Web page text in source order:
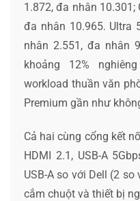
1.872, đa nhân 10.301;
đa nhân 10.965. Ultra
nhân 2.551, đa nhân
khoảng 12%
workload thuần văn
Premium gần như
Cả hai cùng cổng kết
HDMI 2.1, USB-A
USB-A so với Dell (2
cắm chuột và thiết bị